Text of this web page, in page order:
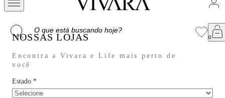
NOSSAS LOJAS
Encontra a Vivara e Life mais perto de
você
Estado *